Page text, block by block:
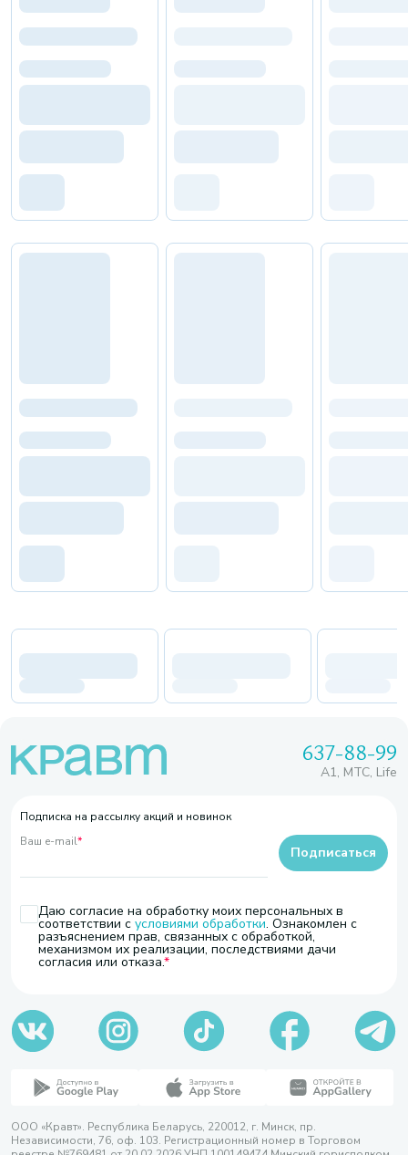
637-88-99
A1, МТС, Life
Подписка на рассылку акций и новинок
Ваш e-mail*
Даю согласие на обработку моих персональных в
соответствии с условиями обработки. Ознакомлен с
разъяснением прав, связанных с обработкой,
механизмом их реализации, последствиями дачи
согласия или отказа.
Подписаться
ООО «Кравт». Республика Беларусь, 220012, г. Минск, пр.
Независимости, 76, оф. 103. Регистрационный номер в Торговом